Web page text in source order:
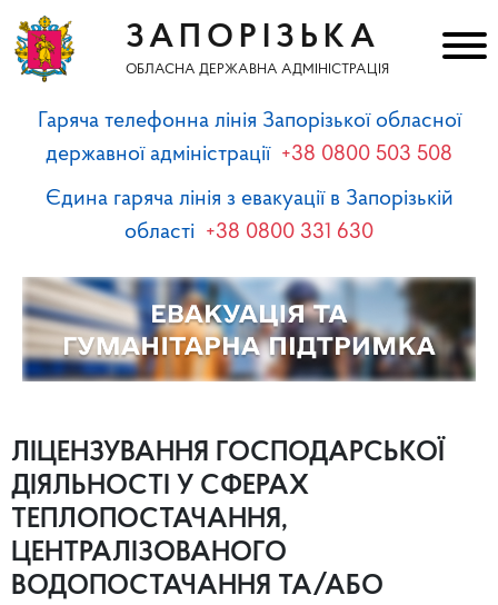
ЗАПОРІЗЬКА
ОБЛАСНА ДЕРЖАВНА АДМІНІСТРАЦІЯ
Гаряча телефонна лінія Запорізької обласної
державної адміністрації +38 0800 503 508
Єдина гаряча лінія з евакуації в Запорізькій
області +38 0800 331 630
ЛІЦЕНЗУВАННЯ ГОСПОДАРСЬКОЇ
ДІЯЛЬНОСТІ У СФЕРАХ
ТЕПЛОПОСТАЧАННЯ,
ЦЕНТРАЛІЗОВАНОГО
ВОДОПОСТАЧАННЯ ТА/АБО